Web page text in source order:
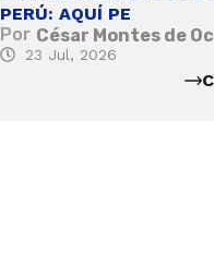
PERÚ: AQUÍ PE
Por César Montes de
23 Jul, 2026